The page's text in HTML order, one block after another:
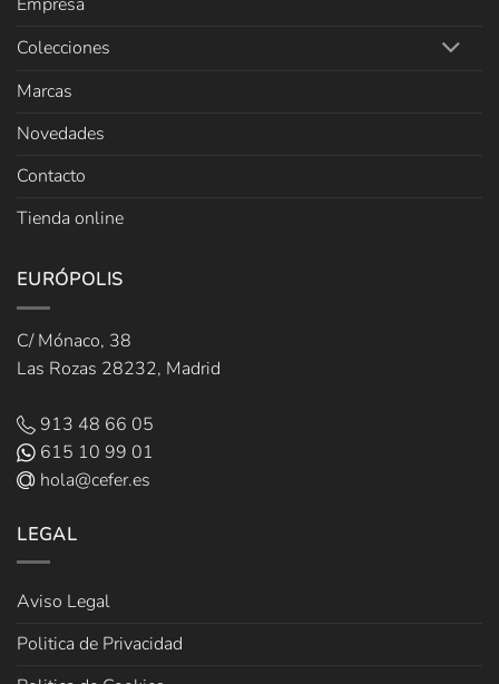
Colecciones
Marcas
Novedades
Contacto
Tienda online
EURÓPOLIS
C/ Mónaco, 38
Las Rozas 28232, Madrid
913 48 66 05
615 10 99 01
hola@cefer.es
LEGAL
Aviso Legal
Politica de Privacidad